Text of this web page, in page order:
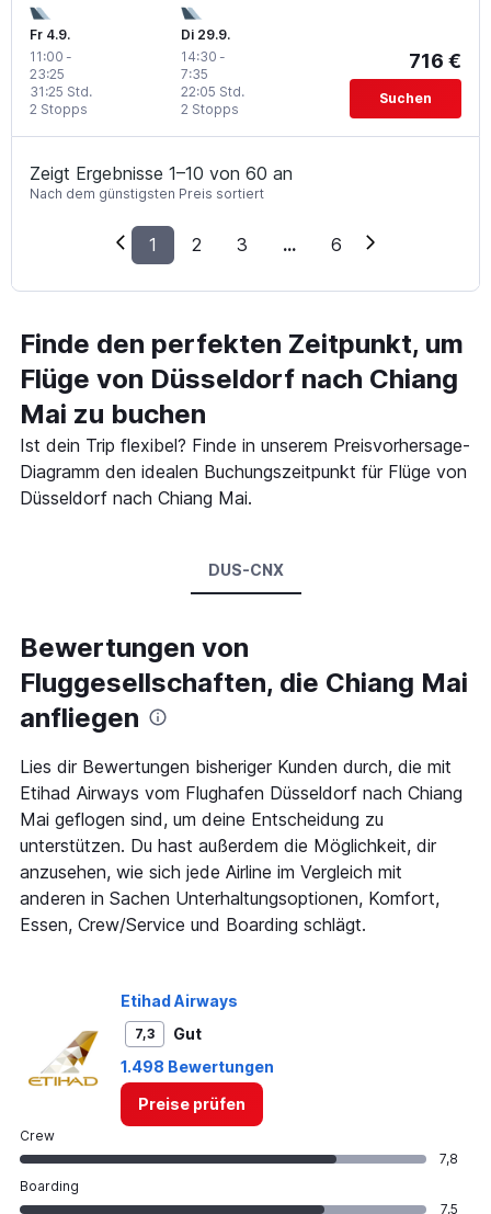
Fr 4.9.
11:00 -
23:25
2 Stopps
31:25 Std.
Di 29.9.
14:30 -
7:35
2 Stopps
22:05 Std.
716 €
Suchen
Zeigt Ergebnisse 1–10 von 60 an
Nach dem günstigsten Preis sortiert
1 2 3 ... 6
Finde den perfekten Zeitpunkt, um
Flüge von Düsseldorf nach Chiang
Mai zu buchen
Ist dein Trip flexibel? Finde in unserem Preisvorhersage-
Diagramm den idealen Buchungszeitpunkt für Flüge von
Düsseldorf nach Chiang Mai.
DUS-CNX
Bewertungen von
Fluggesellschaften, die Chiang Mai
anfliegen
Lies dir Bewertungen bisheriger Kunden durch, die mit
Etihad Airways vom Flughafen Düsseldorf nach Chiang
Mai geflogen sind, um deine Entscheidung zu
unterstützen. Du hast außerdem die Möglichkeit, dir
anzusehen, wie sich jede Airline im Vergleich mit
anderen in Sachen Unterhaltungsoptionen, Komfort,
Essen, Crew/Service und Boarding schlägt.
Etihad Airways
7,3
Gut
1.498 Bewertungen
Preise prüfen
Crew
7,8
Boarding
7,5